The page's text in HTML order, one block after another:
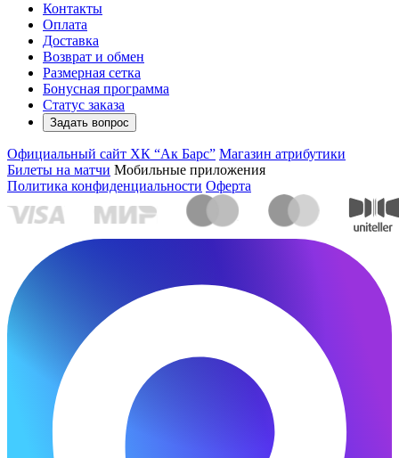
Контакты
Оплата
Доставка
Возврат и обмен
Размерная сетка
Бонусная программа
Статус заказа
Задать вопрос
Официальный сайт ХК “Ак Барс” Магазин атрибутики
Билеты на матчи Мобильные приложения
Политика конфиденциальности Оферта